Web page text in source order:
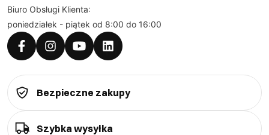
Biuro Obsługi Klienta:
poniedziałek - piątek od 8:00 do 16:00
Bezpieczne zakupy
Szybka wysyłka